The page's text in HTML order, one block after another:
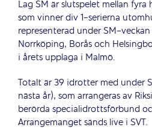
Lag SM är slutspelet mellan
som vinner div 1-serierna
representerad under SM-
Norrköping, Borås och
i årets upplaga i Malmö.
Totalt är 39 idrotter med under
nästa år), som arrangeras av
berörda specialidrottsförbund
Arrangemanget sänds live i SVT.